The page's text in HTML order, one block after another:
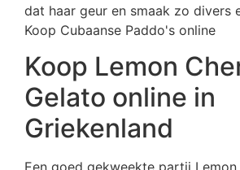
dat haar geur en smaak zo divers
Koop Cubaanse Paddo's online
Koop Lemon
Gelato online in
Griekenland
Een goed gekweekte partij Lemon